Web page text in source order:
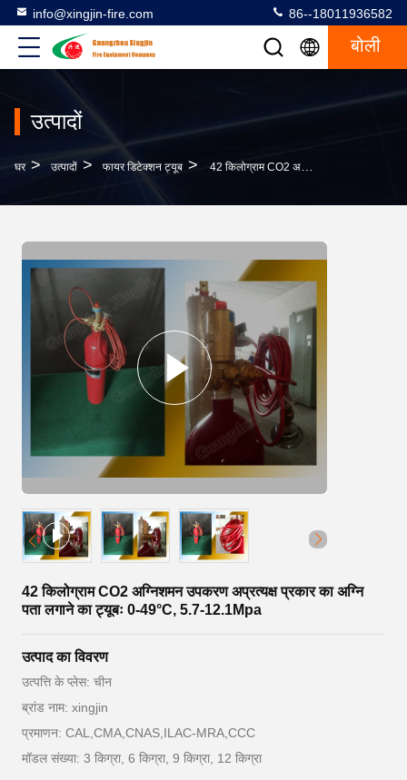
info@xingjin-fire.com 86--18011936582
बोली
उत्पादों
घर > उत्पादों > फायर डिटेक्शन ट्यूब > 42 किलोग्राम CO2 अग्निशमन उपकरण अप्रत्यक्ष प्रकार का अग्नि पता लगाने का ट्यूबः 0-49°C, 5.7-12.1Mpa
42 किलोग्राम CO2 अग्निशमन उपकरण अप्रत्यक्ष प्रकार का अग्नि
पता लगाने का ट्यूबः 0-49°C, 5.7-12.1Mpa
उत्पाद का विवरण
उत्पत्ति के प्लेस: चीन
ब्रांड नाम: xingjin
प्रमाणन: CAL,CMA,CNAS,ILAC-MRA,CCC
मॉडल संख्या: 3 किग्रा, 6 किग्रा, 9 किग्रा, 12 किग्रा